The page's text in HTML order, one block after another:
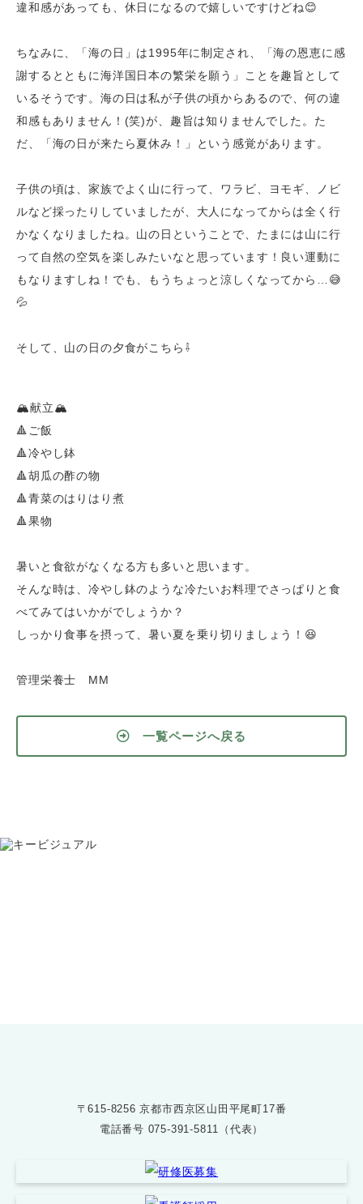
違和感があっても、休日になるので嬉しいですけどね😊
ちなみに、「海の日」は1995年に制定され、「海の恩恵に感
謝するとともに海洋国日本の繁栄を願う」ことを趣旨として
いるそうです。海の日は私が子供の頃からあるので、何の違
和感もありません！ (笑)が、趣旨は知りませんでした。た
だ、「海の日が来たら夏休み！」という感覚があります。
子供の頃は、家族でよく山に行って、ワラビ、ヨモギ、ノビ
ルなど採ったりしていましたが、大人になってからは全く行
かなくなりましたね。山の日ということで、たまには山に行
って自然の空気を楽しみたいなと思っています！良い運動に
もなりますしね！でも、もうちょっと涼しくなってから…😅
💦
そして、山の日の夕食がこちら⇩
🏔献立🏔
🔺ご飯
🔺冷やし鉢
🔺胡瓜の酢の物
🔺青菜のはりはり煮
🔺果物
暑いと食欲がなくなる方も多いと思います。
そんな時は、冷やし鉢のような冷たいお料理でさっぱりと食
べてみてはいかがでしょうか？
しっかり食事を摂って、暑い夏を乗り切りましょう！😆
管理栄養士 MM
一覧ページへ戻る
〒615-8256 京都市西京区山田平尾町17番
電話番号 075-391-5811（代表）